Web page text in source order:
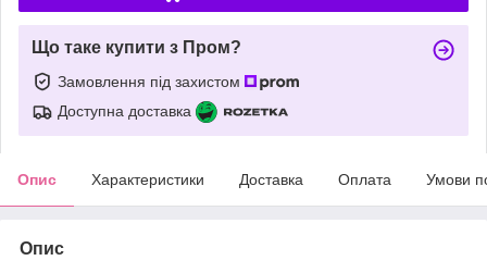
Що таке купити з Пром?
Замовлення під захистом
Доступна доставка
Опис Характеристики Доставка Оплата Умови
Опис